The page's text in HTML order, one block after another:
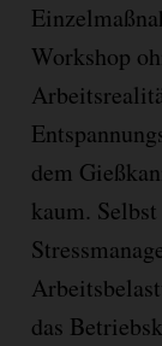
Workshop
dem
kaum. Selbst
das